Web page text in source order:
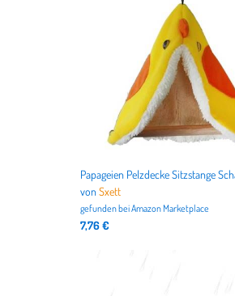
vonSxett
gefunden beiAmazon Marketplace
7,76 €